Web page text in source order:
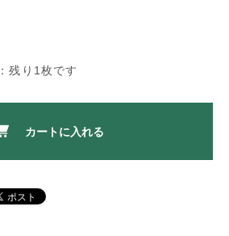
残り1枚です
カートに入れる